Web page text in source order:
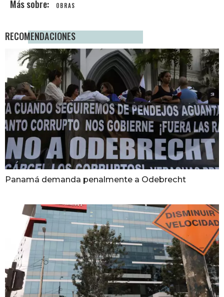
OBRAS
RECOMENDACIONES
Panamá demanda penalmente a Odebrecht